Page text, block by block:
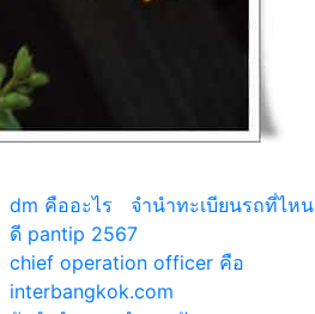
dm คืออะไร
จํานําทะเบียนรถที่ไหน
ดี pantip 2567
chief operation officer คือ
interbangkok.com